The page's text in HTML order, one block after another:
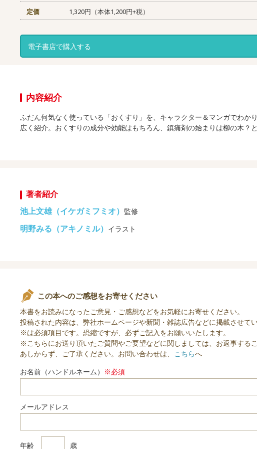
定価 1,320円（本体1,200円+税）
電子書店で購入する
内容紹介
ふだん何気なく使っている「おくすり」を、キャラクター＆マンガでわ
広く紹介。おくすりの成分や効能はもちろん、鎮痛剤の始まりは柳の木？
著者紹介
池上文雄（イケガミフミオ） 監修
明野みる（アキノミル） イラスト
この本へのご感想をお寄せください
本書をお読みになったご意見・ご感想などをお気軽にお寄せください。
投稿された内容は、弊社ホームページや新聞・雑誌広告などに掲載させて
※は必須項目です。恐縮ですが、必ずご記入をお願いいたします。
※こちらにお送り頂いたご質問やご要望などに関しましては、お返事するこ
あしからず、ご了承ください。お問い合わせは、 こちらへ
お名前（ハンドルネーム） ※必須
メールアドレス
年齢 歳